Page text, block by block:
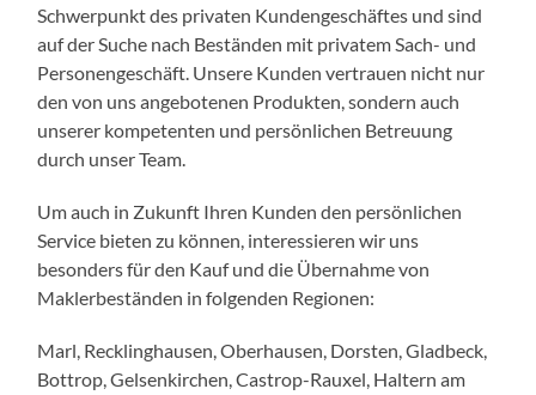
Schwerpunkt des privaten Kundengeschäftes und sind
auf der Suche nach Beständen mit privatem Sach- und
Personengeschäft. Unsere Kunden vertrauen nicht nur
den von uns angebotenen Produkten, sondern auch
unserer kompetenten und persönlichen Betreuung
durch unser Team.
Um auch in Zukunft Ihren Kunden den persönlichen
Service bieten zu können, interessieren wir uns
besonders für den Kauf und die Übernahme von
Maklerbeständen in folgenden Regionen:
Marl, Recklinghausen, Oberhausen, Dorsten, Gladbeck,
Bottrop, Gelsenkirchen, Castrop-Rauxel, Haltern am